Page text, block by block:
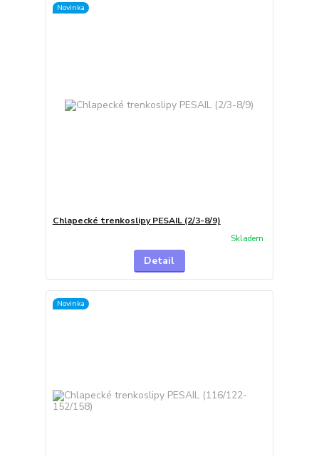
Novinka
Chlapecké trenkoslipy PESAIL (2/3-8/9)
Skladem
Detail
Novinka